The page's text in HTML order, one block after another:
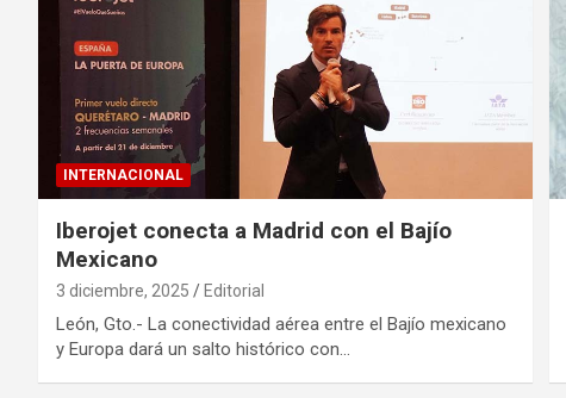
INTERNACIONAL
Iberojet conecta a Madrid con el Bajío
Mexicano
3 diciembre, 2025 Editorial
León, Gto.- La conectividad aérea entre el Bajío mexicano
y Europa dará un salto histórico con…